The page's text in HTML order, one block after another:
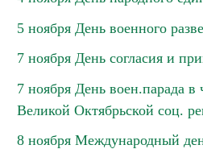
5 ноября День военного
7 ноября День согласия и
7 ноября День воен.парада
Великой Октябрьской соц.
8 ноября Международный